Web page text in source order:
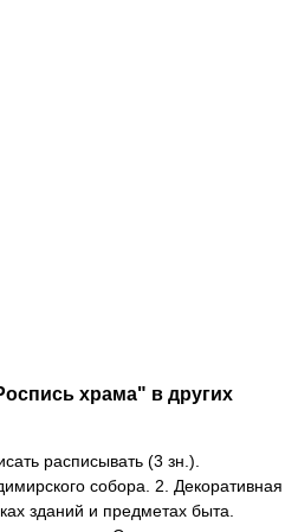
храма" в других
расписывать (3 зн.).
собора. 2. Декоративная
зданий и предметах быта.